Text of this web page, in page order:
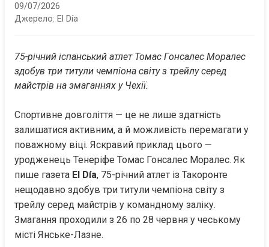
09/07/2026
Джерело: El Día
75-річний іспанський атлет Томас Гонсалес Моралес
здобув три титули чемпіона світу з трейлу серед
майстрів на змаганнях у Чехії.
Спортивне довголіття — це не лише здатність
залишатися активним, а й можливість перемагати у
поважному віці. Яскравий приклад цього —
уродженець Тенеріфе Томас Гонсалес Моралес. Як
пише газета El Día, 75-річний атлет із Такоронте
нещодавно здобув три титули чемпіона світу з
трейлу серед майстрів у командному заліку.
Змагання проходили з 26 по 28 червня у чеському
місті Янське-Лазне.